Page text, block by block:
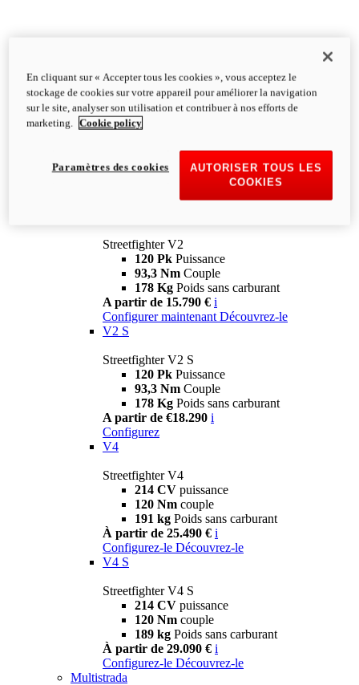
Streetfighter V2
120 Pk Puissance
93,3 Nm Couple
178 Kg Poids sans carburant
A partir de 15.790 € i
Configurer maintenant Découvrez-le
V2 S
Streetfighter V2 S
120 Pk Puissance
93,3 Nm Couple
178 Kg Poids sans carburant
A partir de €18.290 i
Configurez
V4
Streetfighter V4
214 CV puissance
120 Nm couple
191 kg Poids sans carburant
À partir de 25.490 € i
Configurez-le Découvrez-le
V4 S
Streetfighter V4 S
214 CV puissance
120 Nm couple
189 kg Poids sans carburant
À partir de 29.090 € i
Configurez-le Découvrez-le
Multistrada
En cliquant sur « Accepter tous les cookies », vous acceptez le
stockage de cookies sur votre appareil pour améliorer la navigation
sur le site, analyser son utilisation et contribuer à nos efforts de
marketing.
Cookie policy
AUTORISER TOUS LES
COOKIES
Paramètres des cookies